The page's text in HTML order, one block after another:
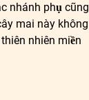
nhánh phụ cũng
mai này không
nhiên miền